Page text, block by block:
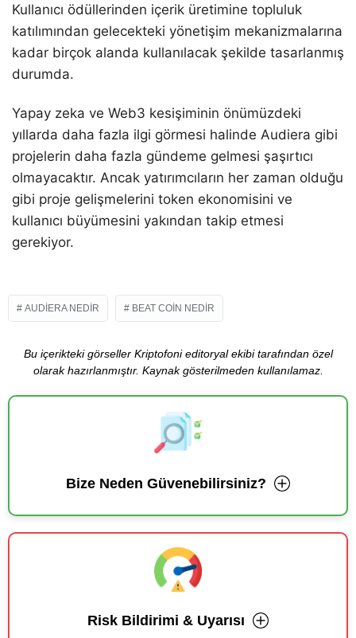
Kullanıcı ödüllerinden içerik üretimine topluluk
katılımından gelecekteki yönetişim mekanizmalarına
kadar birçok alanda kullanılacak şekilde tasarlanmış
durumda.
Yapay zeka ve Web3 kesişiminin önümüzdeki
yıllarda daha fazla ilgi görmesi halinde Audiera gibi
projelerin daha fazla gündeme gelmesi şaşırtıcı
olmayacaktır. Ancak yatırımcıların her zaman olduğu
gibi proje gelişmelerini token ekonomisini ve
kullanıcı büyümesini yakından takip etmesi
gerekiyor.
AUDIERA NEDIR BEAT COIN NEDIR
Bu içerikteki görseller Kriptofoni editoryal ekibi tarafından özel
olarak hazırlanmıştır. Kaynak gösterilmeden kullanılamaz.
Bize Neden Güvenebilirsiniz?
Risk Bildirimi & Uyarısı